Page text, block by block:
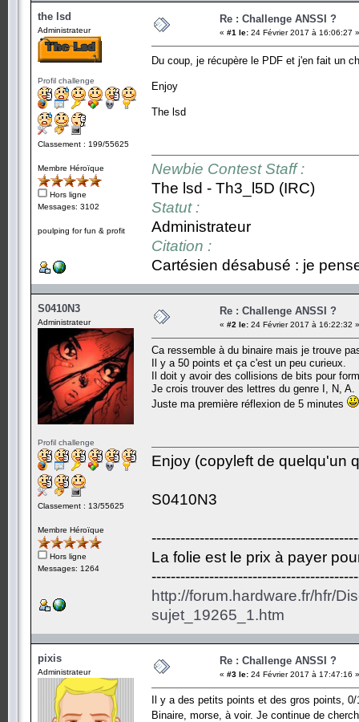
the lsd
Administrateur
Profil challenge
Classement : 199/55625
Membre Héroïque
Hors ligne
Messages: 3102
poulping for fun & profit
Re : Challenge ANSSI ?
« #1 le: 24 Février 2017 à 16:06:27 »
Du coup, je récupère le PDF et j'en fait un
Enjoy
The lsd
Newbie Contest Staff :
The lsd - Th3_l5D (IRC)
Statut :
Administrateur
Citation :
Cartésien désabusé : je
S0410N3
Administrateur
Profil challenge
Classement : 13/55625
Membre Héroïque
Hors ligne
Messages: 1264
Re : Challenge ANSSI ?
« #2 le: 24 Février 2017 à 16:22:32 »
Ca ressemble à du binaire mais je trouve
Il y a 50 points et ça c'est un peu curieux.
Il doit y avoir des collisions de bits pour
Je crois trouver des lettres du genre I, N,
Juste ma première réflexion de 5 minutes
Enjoy (copyleft de quelqu'un
S0410N3
La folie est le prix à payer
http://forum.hardware.fr/hfr/
sujet_19265_1.htm
pixis
Administrateur
Re : Challenge ANSSI ?
« #3 le: 24 Février 2017 à 17:47:16 »
Il y a des petits points et des gros points,
Binaire, morse, à voir. Je continue de